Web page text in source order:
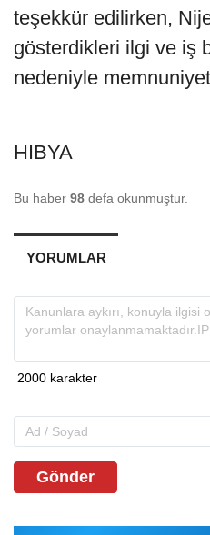
teşekkür edilirken,
gösterdikleri ilgi ve iş
nedeniyle
HIBYA
Bu haber 98 defa okunmuştur.
YORUMLAR
Gönder